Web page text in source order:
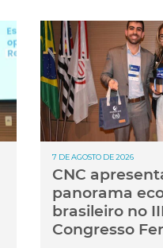
7 DE AGOSTO DE 2026
CNC
panorama
brasileiro no
Congresso